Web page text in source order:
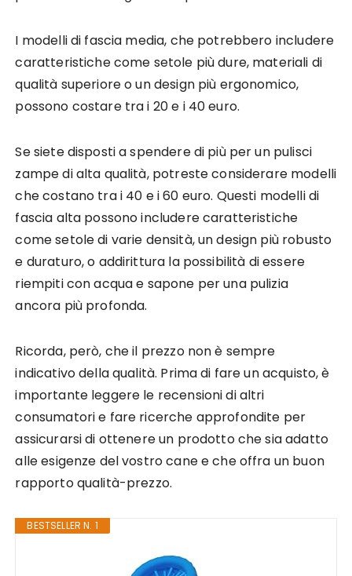
I modelli di fascia media, che potrebbero includere
caratteristiche come setole più dure, materiali di
qualità superiore o un design più ergonomico,
possono costare tra i 20 e i 40 euro.
Se siete disposti a spendere di più per un pulisci
zampe di alta qualità, potreste considerare modelli
che costano tra i 40 e i 60 euro. Questi modelli di
fascia alta possono includere caratteristiche
come setole di varie densità, un design più robusto
e duraturo, o addirittura la possibilità di essere
riempiti con acqua e sapone per una pulizia
ancora più profonda.
Ricorda, però, che il prezzo non è sempre
indicativo della qualità. Prima di fare un acquisto, è
importante leggere le recensioni di altri
consumatori e fare ricerche approfondite per
assicurarsi di ottenere un prodotto che sia adatto
alle esigenze del vostro cane e che offra un buon
rapporto qualità-prezzo.
BESTSELLER N. 1